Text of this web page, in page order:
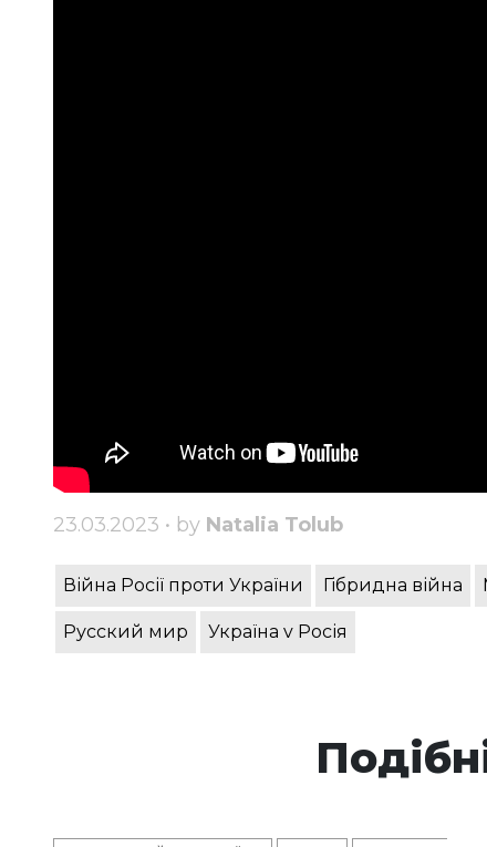
23.03.2023 • by Natalia Tolub
Війна Росії проти України Гібридна війна
Русский мир Україна v Росія